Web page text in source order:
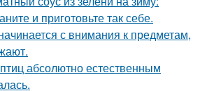
и приготовьте так себе.
с внимания к предметам,
абсолютно естественным